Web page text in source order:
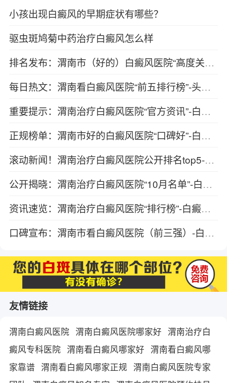
小孩出现白癜风的早期症状有哪些？
驱虫斑鸠菊中药治疗白癜风怎么样
排名发布：渭南市（好的）白癜风医院“高度关注”-常见的白癜风诊疗误区有哪些？
每日热文：渭南看白癜风医院“前五排行榜”-头发都白了的白癜风能快速复色吗
重要提示：渭南治疗白癜风医院“官方资讯”-白癜风患者要避免哪些不良习惯
正规榜单：渭南市好的白癜风医院“口碑好”-白癜风皮肤产生溃烂怎么办？
滚动新闻！渭南治疗白癜风医院公开排名top5-为何白癜风患者要重视作息的调整
公开揭晓：渭南治疗白癜风医院“10月名单”-白癜风在蔓延期的症状是什么
资讯速览：渭南治疗白癜风医院“排行榜”-白癜风通常都是怎么引发的
口碑宣布：渭南市看白癜风医院（前三强）-白癜风带来的影响有哪些？
友情链接
渭南白癜风医院 渭南白癜风医院哪家好 渭南治疗白
癜风专科医院 渭南看白癜风哪家好 渭南看白癜风哪
家靠谱 渭南看白癜风哪家正规 渭南白癜风医院专家